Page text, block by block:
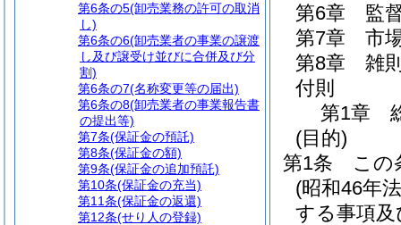
第6章
監
第7章
市
第8章
雑
付則
第1章
(目的)
第1条
この
(昭和46年
する事項
第6条の5(卸売業務の許可の取消
し)
第6条の6(卸売業者の事業の譲渡
し及び譲受け並びに合併及び分
割)
第6条の7(名称変更等の届出)
第6条の8(卸売業者の事業報告書
の提出等)
第7条(保証金の預託)
第8条(保証金の額)
第9条(保証金の追加預託)
第10条(保証金の充当)
第11条(保証金の返還)
第12条(せり人の登録)